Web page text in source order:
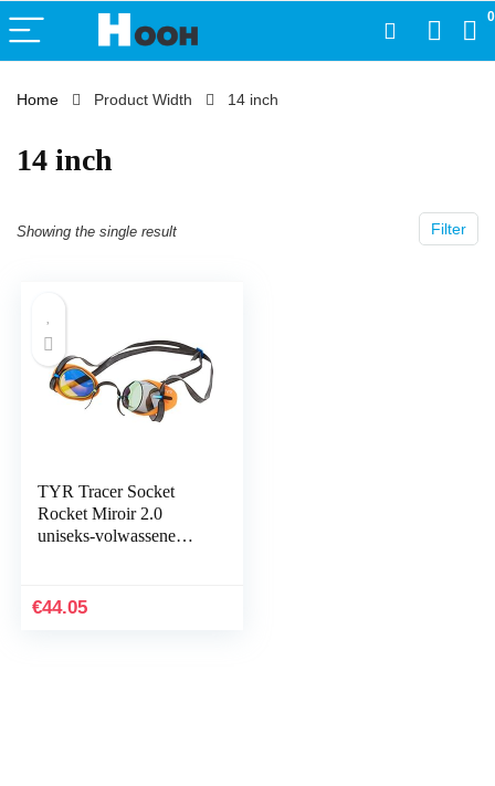
0
Home Product Width ‎14 inch
‎14 inch
Filter
Showing the single result
TYR Tracer Socket
Rocket Miroir 2.0
uniseks-volwassene
€44.05